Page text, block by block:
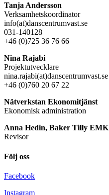
Tanja Andersson
Verksamhetskoordinator
info(at)danscentrumvast.se
031-140128
+46 (0)725 36 76 66
Nina Rajabi
Projektutvecklare
nina.rajabi(at)danscentrumvast.se
+46 (0)760 20 67 22
Nätverkstan Ekonomitjänst
Ekonomisk administration
Anna Hedin, Baker Tilly EMK
Revisor
Följ oss
Facebook
Instagram